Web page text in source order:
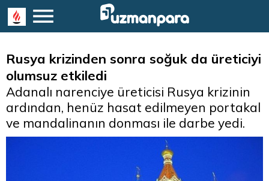
Rusya krizinden sonra soğuk da üreticiyi
olumsuz etkiledi
Adanalı narenciye üreticisi Rusya krizinin
ardından, henüz hasat edilmeyen portakal
ve mandalinanın donması ile darbe yedi.